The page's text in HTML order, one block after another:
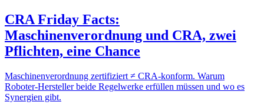
CRA Friday Facts:
Maschinenverordnung und CRA, zwei
Pflichten, eine Chance
Maschinenverordnung zertifiziert ≠ CRA-konform. Warum
Roboter-Hersteller beide Regelwerke erfüllen müssen und wo es
Synergien gibt.